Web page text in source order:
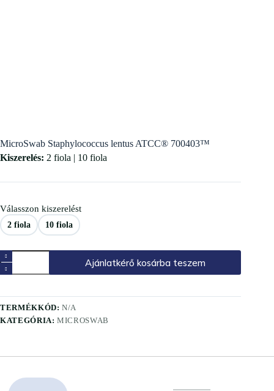
MicroSwab Staphylococcus lentus ATCC® 700403™
Kiszerelés: 2 fiola | 10 fiola
Válasszon kiszerelést
2 fiola 10 fiola
Ajánlatkérő kosárba teszem
TERMÉKKÓD:N/A
KATEGÓRIA:MICROSWAB